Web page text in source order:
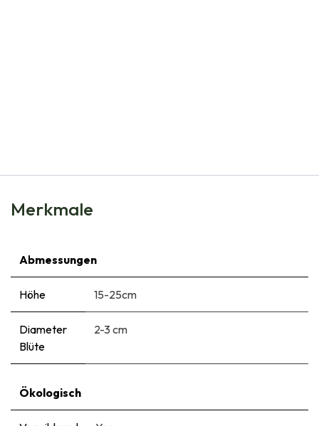
Merkmale
Abmessungen
Höhe 15-25cm
Diameter
Blüte
2-3 cm
Ökologisch